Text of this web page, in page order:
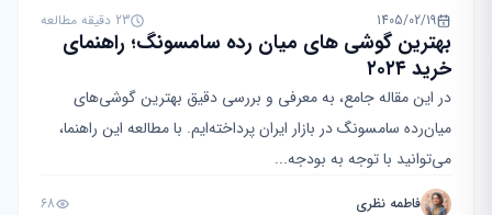
1405/02/19
23 دقیقه مطالعه
بهترین گوشی های میان رده سامسونگ؛ راهنمای
خرید ۲۰۲۴
در این مقاله جامع، به معرفی و بررسی دقیق بهترین گوشی‌های
میان‌رده سامسونگ در بازار ایران پرداخته‌ایم. با مطالعه این راهنما،
می‌توانید با توجه به بودجه...
فاطمه نظری 68